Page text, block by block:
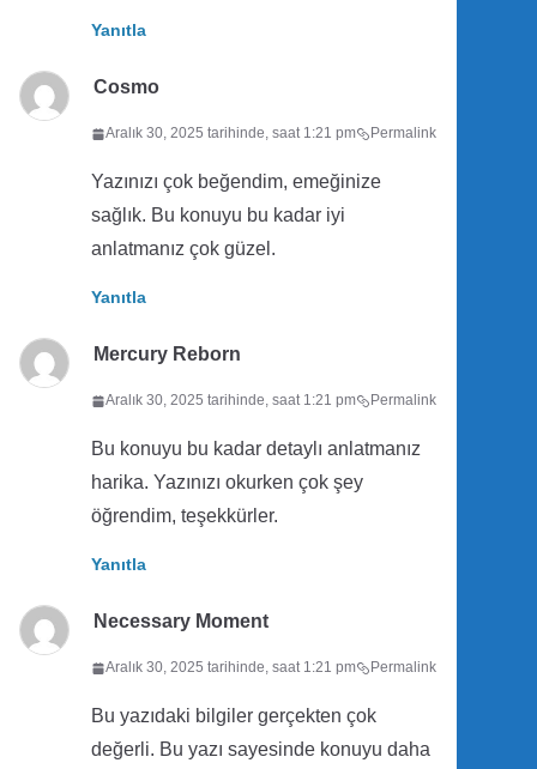
Yanıtla
Cosmo
Aralık 30, 2025 tarihinde, saat 1:21 pm Permalink
Yazınızı çok beğendim, emeğinize
sağlık. Bu konuyu bu kadar iyi
anlatmanız çok güzel.
Yanıtla
Mercury Reborn
Aralık 30, 2025 tarihinde, saat 1:21 pm Permalink
Bu konuyu bu kadar detaylı anlatmanız
harika. Yazınızı okurken çok şey
öğrendim, teşekkürler.
Yanıtla
Necessary Moment
Aralık 30, 2025 tarihinde, saat 1:21 pm Permalink
Bu yazıdaki bilgiler gerçekten çok
değerli. Bu yazı sayesinde konuyu daha